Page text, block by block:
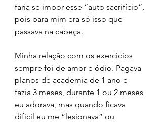
faria se impor esse “auto sacrifício”,
pois para mim era só isso que
passava na cabeça.
Minha relação com os exercícios
sempre foi de amor e ódio. Pagava
planos de academia de 1 ano e
fazia 3 meses, durante 1 ou 2 meses
eu adorava, mas quando ficava
difícil eu me “lesionava” ou